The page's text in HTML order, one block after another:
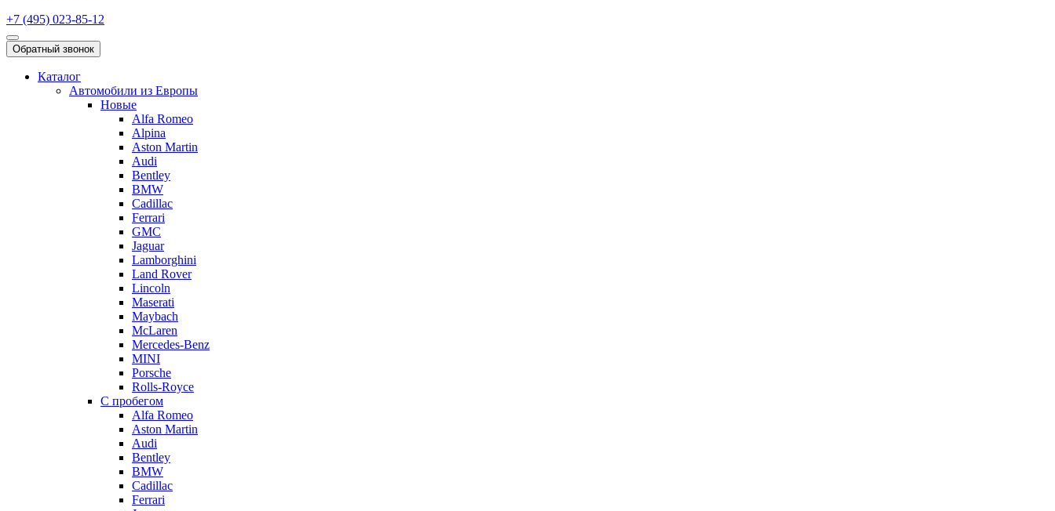
+7 (495) 023-85-12
Обратный звонок
Каталог
Автомобили из Европы
Новые
Alfa Romeo
Alpina
Aston Martin
Audi
Bentley
BMW
Cadillac
Ferrari
GMC
Jaguar
Lamborghini
Land Rover
Lincoln
Maserati
Maybach
McLaren
Mercedes-Benz
MINI
Porsche
Rolls-Royce
С пробегом
Alfa Romeo
Aston Martin
Audi
Bentley
BMW
Cadillac
Ferrari